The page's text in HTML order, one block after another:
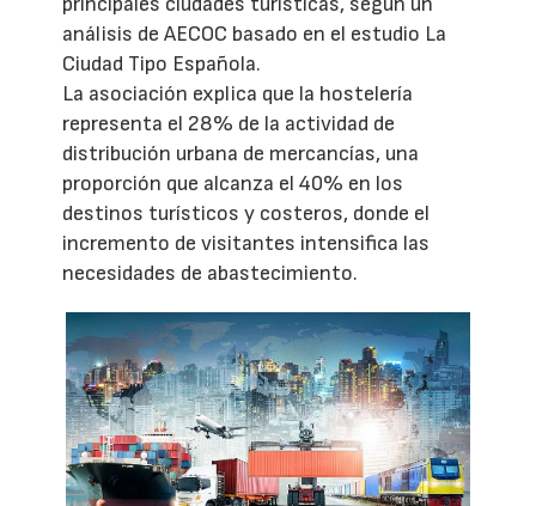
análisis de AECOC basado en el estudio La
Ciudad Tipo Española.
La asociación explica que la hostelería
representa el 28% de la actividad de
distribución urbana de mercancías, una
proporción que alcanza el 40% en los
destinos turísticos y costeros, donde el
incremento de visitantes intensifica las
necesidades de abastecimiento.